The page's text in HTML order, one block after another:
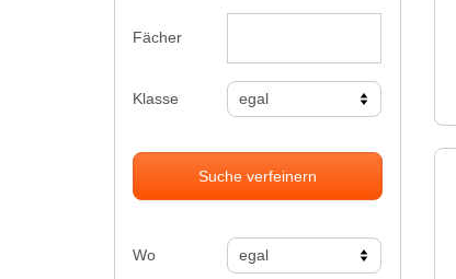
Fächer
Klasse
Suche verfeinern
Wo